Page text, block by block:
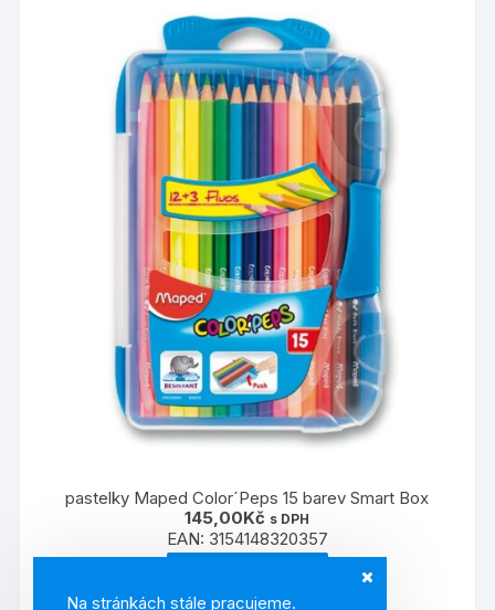
Na stránkách stále pracujeme.
pastelky Maped Color´Peps 15 barev Smart Box
145,00Kč s DPH
EAN: 3154148320357